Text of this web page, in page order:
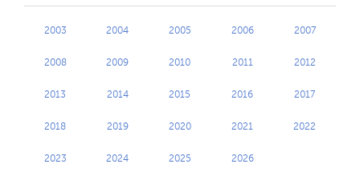
2003 2004 2005 2006 2007
2008 2009 2010 2011 2012
2013 2014 2015 2016 2017
2018 2019 2020 2021 2022
2023 2024 2025 2026